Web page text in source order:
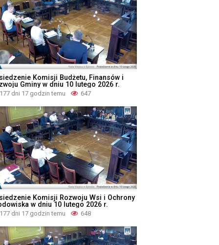
Komisji Budżetu, Finansów i
Gminy w dniu 10 lutego 2026 r.
177 dni 17 godzin temu 647
Komisji Rozwoju Wsi i Ochrony
w dniu 10 lutego 2026 r.
177 dni 17 godzin temu 648